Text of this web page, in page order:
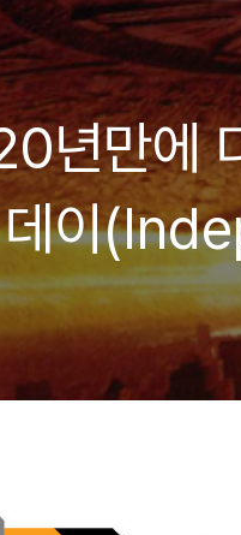
년만에
데이